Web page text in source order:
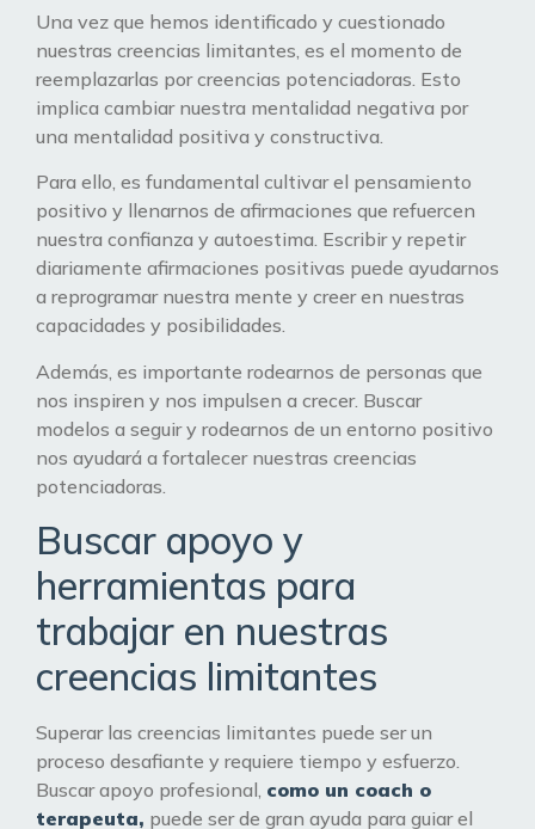
Una vez que hemos identificado y cuestionado
nuestras creencias limitantes, es el momento de
reemplazarlas por creencias potenciadoras. Esto
implica cambiar nuestra mentalidad negativa por
una mentalidad positiva y constructiva.
Para ello, es fundamental cultivar el pensamiento
positivo y llenarnos de afirmaciones que refuercen
nuestra confianza y autoestima. Escribir y repetir
diariamente afirmaciones positivas puede ayudarnos
a reprogramar nuestra mente y creer en nuestras
capacidades y posibilidades.
Además, es importante rodearnos de personas que
nos inspiren y nos impulsen a crecer. Buscar
modelos a seguir y rodearnos de un entorno positivo
nos ayudará a fortalecer nuestras creencias
potenciadoras.
Buscar apoyo y
herramientas para
trabajar en nuestras
creencias limitantes
Superar las creencias limitantes puede ser un
proceso desafiante y requiere tiempo y esfuerzo.
Buscar apoyo profesional, como un coach o
terapeuta, puede ser de gran ayuda para guiar el